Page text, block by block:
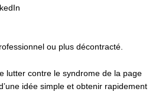
ou plus décontracté.
lutter contre le syndrome de la page
idée simple et obtenir rapidement